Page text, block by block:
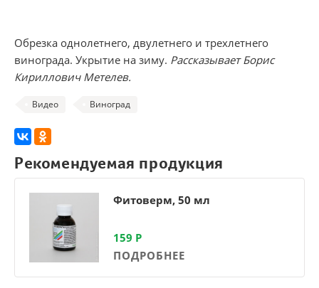
Обрезка однолетнего, двулетнего и трехлетнего
винограда. Укрытие на зиму. Рассказывает Борис
Кириллович Метелев.
Видео Виноград
Рекомендуемая продукция
Фитоверм, 50 мл
159 Р
ПОДРОБНЕЕ